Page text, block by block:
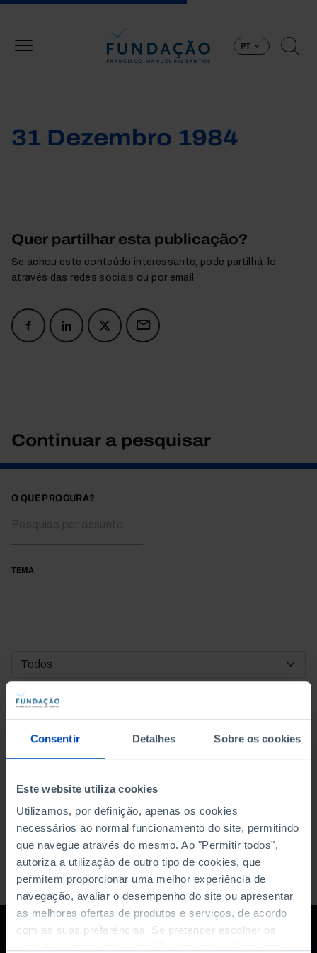
Consentir Detalhes Sobre os cookies
Este website utiliza cookies
Utilizamos, por definição, apenas os cookies
necessários ao normal funcionamento do site, permitindo
que navegue através do mesmo. Ao "Permitir todos",
autoriza a utilização de outro tipo de cookies, que
permitem proporcionar uma melhor experiência de
navegação, avaliar o desempenho do site ou apresentar
as melhores ofertas de produtos e serviços, de acordo
com as suas preferências. Se pretender escolher os
PT
31 Dezembro 1984
Quer partilhar esta publicação?
Se achou este conteúdo interessante, pode partilhá-lo
através das redes sociais ou por email.
Continuar a pesquisar
O QUE PROCURA?
TEMA
DATA DE INÍCIO
DATA DE FIM